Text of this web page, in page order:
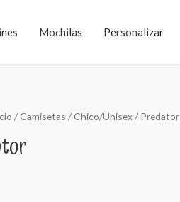
Mochilas Personalizar
/Camisetas /Chico/Unisex/ Predator